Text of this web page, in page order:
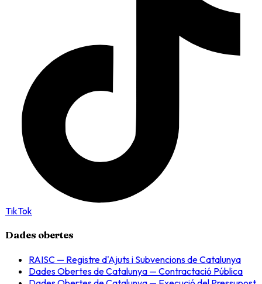
TikTok
Dades obertes
RAISC — Registre d'Ajuts i Subvencions de Catalunya
Dades Obertes de Catalunya — Contractació Pública